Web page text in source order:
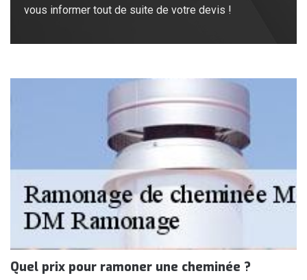
vous informer tout de suite de votre devis !
Quel prix pour ramoner une cheminée ?